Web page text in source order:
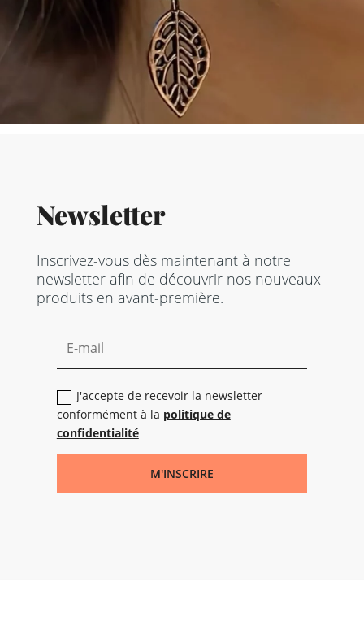
Newsletter
Inscrivez-vous dès maintenant à notre
newsletter afin de découvrir nos nouveaux
produits en avant-première.
J'accepte de recevoir la newsletter
conformément à la politique de
confidentialité
M'INSCRIRE